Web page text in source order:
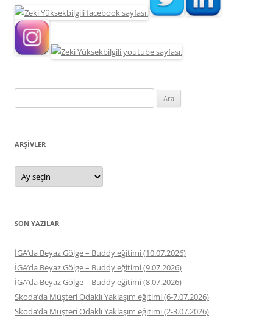
ARŞIVLER
Arşivler
SON YAZILAR
İGA’da Beyaz Gölge – Buddy eğitimi (10.07.2026)
İGA’da Beyaz Gölge – Buddy eğitimi (9.07.2026)
İGA’da Beyaz Gölge – Buddy eğitimi (8.07.2026)
Skoda’da Müşteri Odaklı Yaklaşım eğitimi (6-7.07.2026)
Skoda’da Müşteri Odaklı Yaklaşım eğitimi (2-3.07.2026)